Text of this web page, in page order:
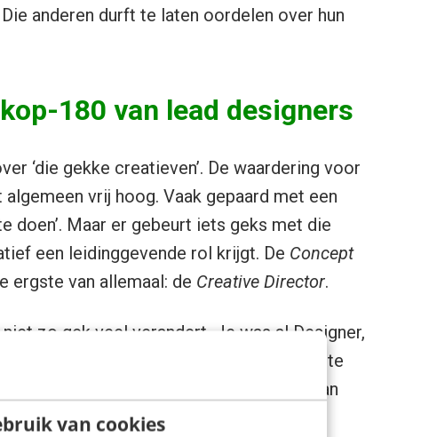
van cookies
anderen durft te laten oordelen over hun
180 van lead designers
‘die gekke creatieven’. De waardering voor
vrij hoog. Vaak gepaard met een
doen’. Maar er gebeurt iets geks met die
een leidinggevende rol krijgt. De Concept
ergste van allemaal: de Creative Director.
zo gek veel verandert. Je was al Designer,
extra button waarmee je op de website
tja, dan heb je jou!’ Je doet een soort van